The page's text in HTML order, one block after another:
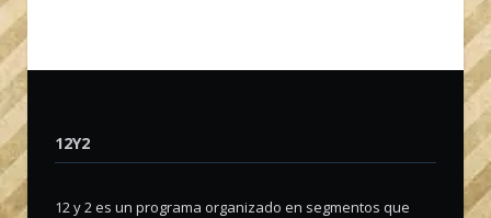
12Y2
12 y 2 es un programa organizado en segmentos que